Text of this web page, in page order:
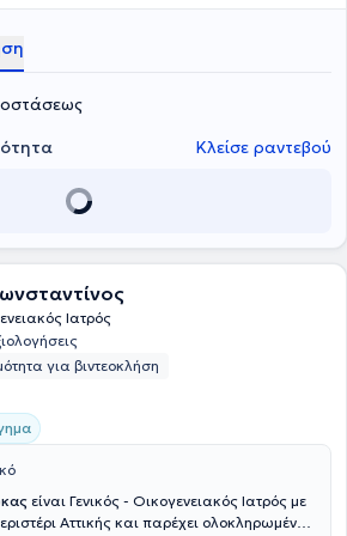
Κλείσε ραντεβού
Ιατρός
για βιντεοκλήση
είναι Γενικός - Οικογενειακός Ιατρός με
Αττικής και παρέχει ολοκληρωμένες